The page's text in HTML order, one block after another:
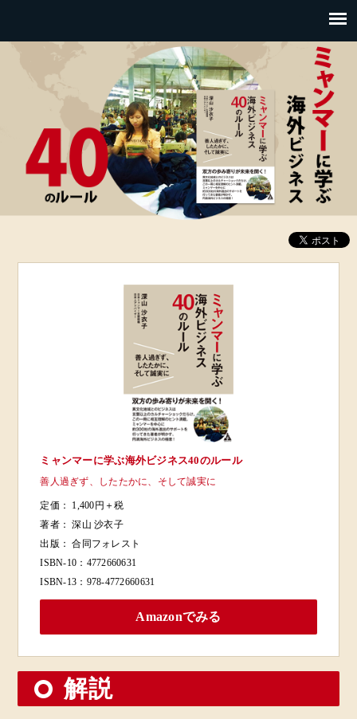
ミャンマーに学ぶ海外ビジネス40のルール
善人過ぎず、したたかに、そして誠実に
定価：
1,400円＋税
著者： 深山 沙衣子
出版： 合同フォレスト
ISBN-10： 4772660631
ISBN-13： 978-4772660631
Amazonでみる
解説